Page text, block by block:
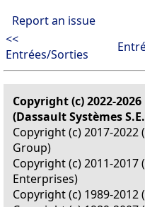
Report an issue
<<
Entrées/Sorties
Copyright (c) 2022-2026
(Dassault Systèmes
Copyright (c) 2017-2022
Group)
Copyright (c) 2011-2017
Enterprises)
Copyright (c) 1989-2012